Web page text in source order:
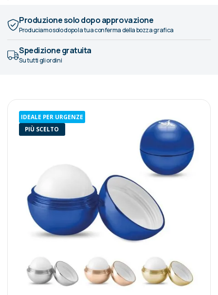
Produzione solo dopo approvazione
Produciamo solo dopo la tua conferma della bozza grafica
Spedizione gratuita
Su tutti gli ordini
IDEALE PER URGENZE
PIÙ SCELTO